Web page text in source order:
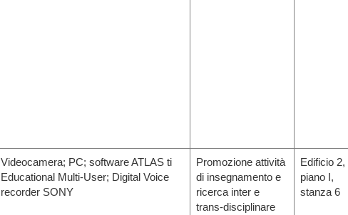
Videocamera; PC; software ATLAS ti
Educational Multi-User; Digital Voice
recorder SONY
Promozione attività
di insegnamento e
ricerca inter e
trans-disciplinare
Edificio 2,
piano I,
stanza 6